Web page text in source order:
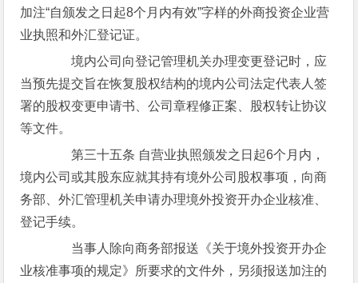
加注“自颁发之日起8个月内有效”字样的外商投资企业营
业执照和外汇登记证。
境内公司向登记管理机关办理变更登记时，应
当预先提交旨在恢复股权结构的境内公司法定代表人签
署的股权变更申请书、公司章程修正案、股权转让协议
等文件。
第三十五条 自营业执照颁发之日起6个月内，
境内公司或其股东应就其持有境外公司股权事项，向商
务部、外汇管理机关申请办理境外投资开办企业核准、
登记手续。
当事人除向商务部报送《关于境外投资开办企
业核准事项的规定》所要求的文件外，另须报送加注的